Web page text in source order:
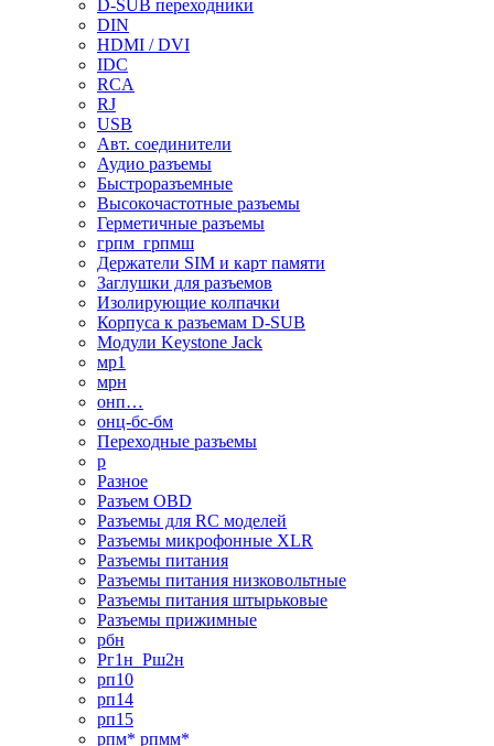
D-SUB переходники
DIN
HDMI / DVI
IDC
RCA
RJ
USB
Авт. соединители
Аудио разъемы
Быстроразъемные
Высокочастотные разъемы
Герметичные разъемы
грпм_грпмш
Держатели SIM и карт памяти
Заглушки для разъемов
Изолирующие колпачки
Корпуса к разъемам D-SUB
Модули Keystone Jack
мр1
мрн
онп…
онц-бс-бм
Переходные разъемы
р
Разное
Разъем OBD
Разъемы для RC моделей
Разъемы микрофонные XLR
Разъемы питания
Разъемы питания низковольтные
Разъемы питания штырьковые
Разъемы прижимные
рбн
Рг1н_Рш2н
рп10
рп14
рп15
рпм* рпмм*